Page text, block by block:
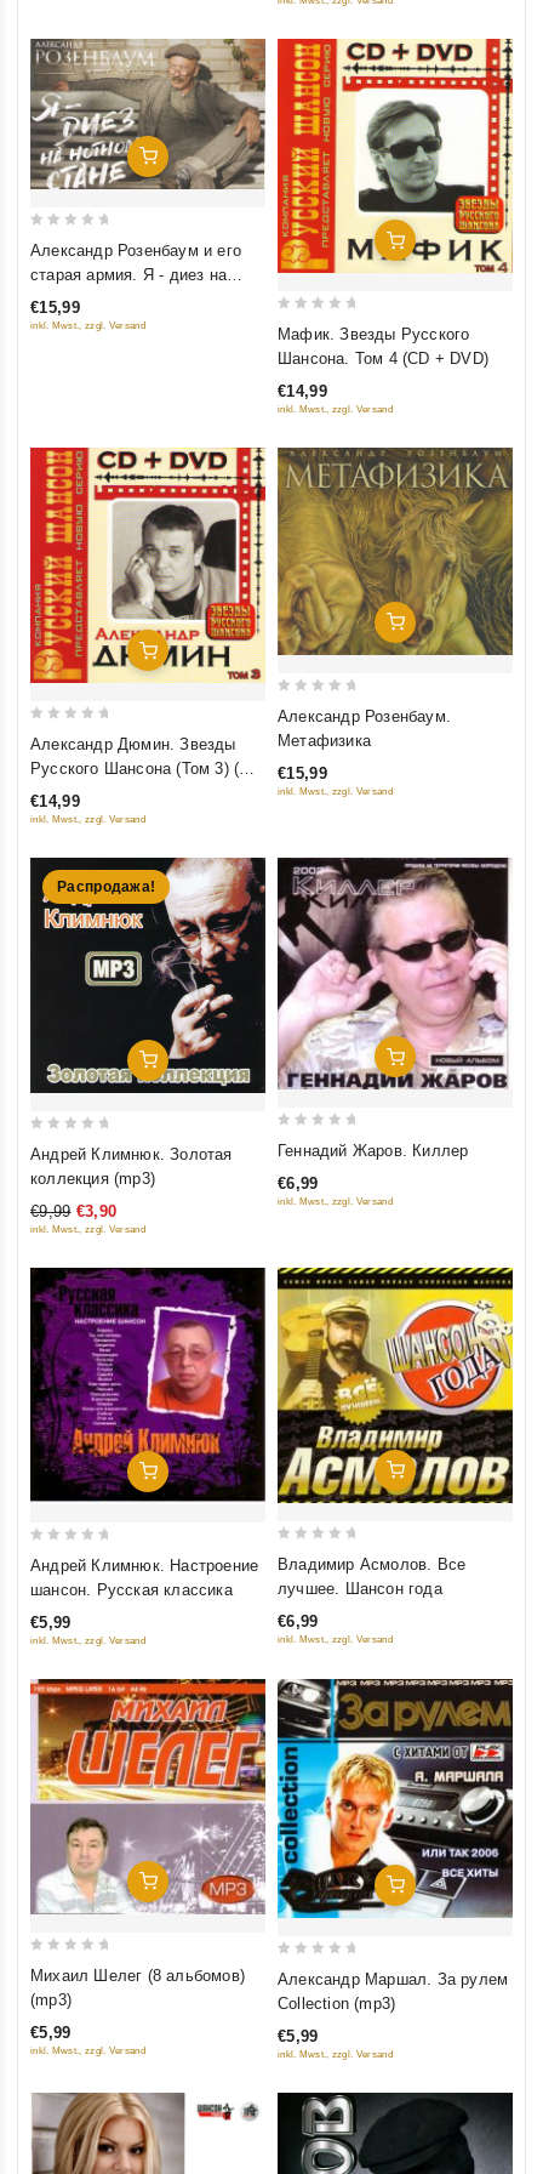
Добавить В Корзину
5
Александр Розенбаум и его
старая армия. Я - диез на
нотном стане. Юбилейный
концерт
€15,99
inkl. Mwst., zzgl. Versand
Добавить В Корзину
5
Мафик. Звезды Русского
Шансона. Том 4 (CD + DVD)
€14,99
inkl. Mwst., zzgl. Versand
Добавить В Корзину
5
Александр Дюмин. Звезды
Русского Шансона (Том 3) (CD
+ DVD)
€14,99
inkl. Mwst., zzgl. Versand
Добавить В Корзину
5
Александр Розенбаум.
Метафизика
€15,99
inkl. Mwst., zzgl. Versand
Распродажа!
Добавить В Корзину
out
5
Андрей Климнюк. Золотая
коллекция (mp3)
€9,99 €3,90
inkl. Mwst., zzgl. Versand
Добавить В Корзину
of
Геннадий Жаров. Киллер
€6,99
inkl. Mwst., zzgl. Versand
Добавить В Корзину
out
5
Андрей Климнюк. Настроение
шансон. Русская классика
€5,99
inkl. Mwst., zzgl. Versand
Добавить В Корзину
5
Владимир Асмолов. Все
лучшее. Шансон года
€6,99
inkl. Mwst., zzgl. Versand
Добавить В Корзину
5
Михаил Шелег (8 альбомов)
(mp3)
€5,99
inkl. Mwst., zzgl. Versand
Добавить В Корзину
5
Александр Маршал. За рулем
Collection (mp3)
€5,99
inkl. Mwst., zzgl. Versand